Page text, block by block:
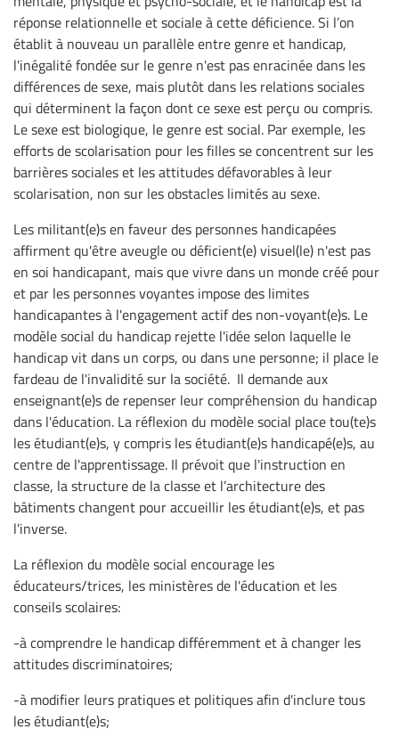
réponse relationnelle et sociale à cette déficience. Si l’on
établit à nouveau un parallèle entre genre et handicap,
l'inégalité fondée sur le genre n'est pas enracinée dans les
différences de sexe, mais plutôt dans les relations sociales
qui déterminent la façon dont ce sexe est perçu ou compris.
Le sexe est biologique, le genre est social. Par exemple, les
efforts de scolarisation pour les filles se concentrent sur les
barrières sociales et les attitudes défavorables à leur
scolarisation, non sur les obstacles limités au sexe.
Les militant(e)s en faveur des personnes handicapées
affirment qu'être aveugle ou déficient(e) visuel(le) n'est pas
en soi handicapant, mais que vivre dans un monde créé pour
et par les personnes voyantes impose des limites
handicapantes à l'engagement actif des non-voyant(e)s. Le
modèle social du handicap rejette l'idée selon laquelle le
handicap vit dans un corps, ou dans une personne; il place le
fardeau de l'invalidité sur la société. Il demande aux
enseignant(e)s de repenser leur compréhension du handicap
dans l'éducation. La réflexion du modèle social place tou(te)s
les étudiant(e)s, y compris les étudiant(e)s handicapé(e)s, au
centre de l'apprentissage. Il prévoit que l'instruction en
classe, la structure de la classe et l’architecture des
bâtiments changent pour accueillir les étudiant(e)s, et pas
l’inverse.
La réflexion du modèle social encourage les
éducateurs/trices, les ministères de l'éducation et les
conseils scolaires:
-à comprendre le handicap différemment et à changer les
attitudes discriminatoires;
-à modifier leurs pratiques et politiques afin d'inclure tous
les étudiant(e)s;